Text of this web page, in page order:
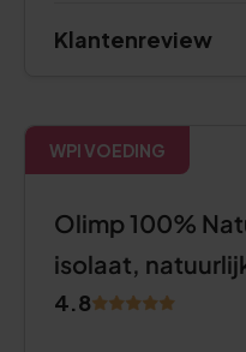
Klantenreview
WPI VOEDING
Olimp 100%
isolaat,
4.8